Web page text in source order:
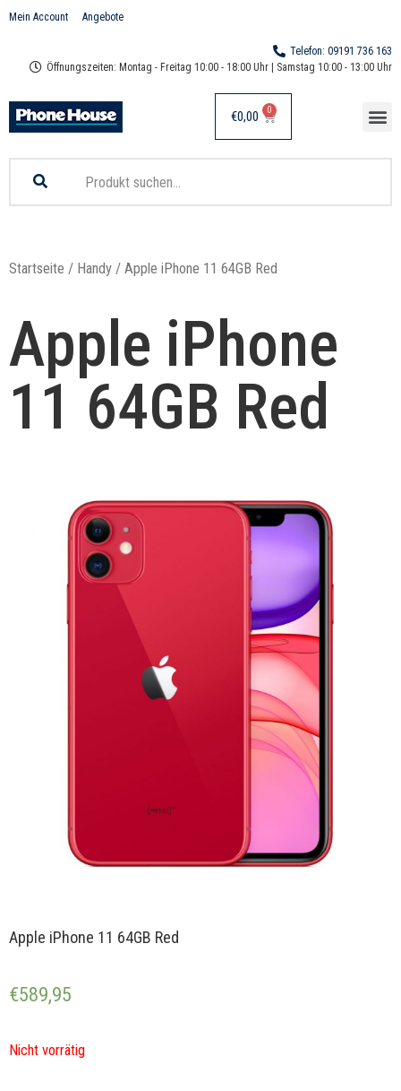
Mein Account Angebote
Telefon: 09191 736 163
Öffnungszeiten: Montag - Freitag 10:00 - 18:00 Uhr | Samstag 10:00 - 13:00 Uhr
€0,00 0
Startseite / Handy / Apple iPhone 11 64GB Red
Apple iPhone
11 64GB Red
Apple iPhone 11 64GB Red
€589,95
Nicht vorrätig